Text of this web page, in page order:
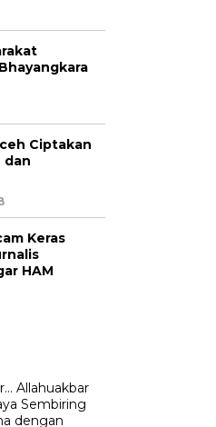
Ciptakan
dan
Keras
HAM